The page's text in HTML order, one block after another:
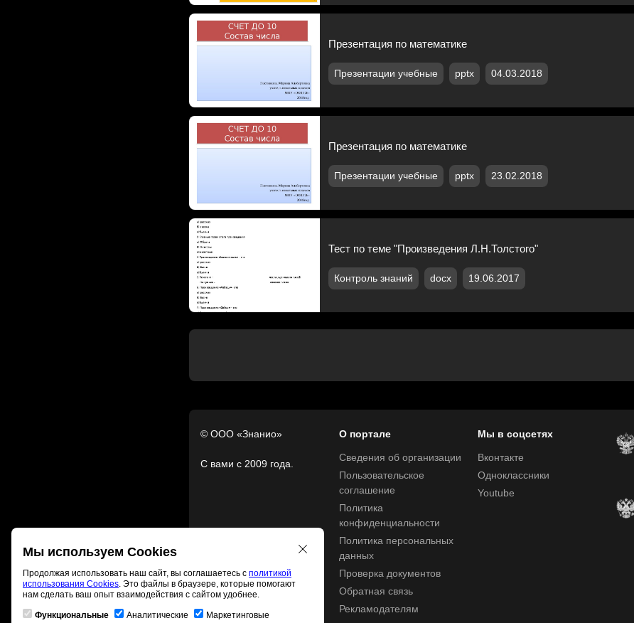
Презентация по математике
Презентации учебные pptx 04.03.2018
Презентация по математике
Презентации учебные pptx 23.02.2018
Тест по теме "Произведения Л.Н.Толстого"
Контроль знаний docx 19.06.2017
© ООО «Знанио»
С вами с 2009 года.
О портале
Сведения об организации
Пользовательское
соглашение
Политика
конфиденциальности
Политика персональных
данных
Проверка документов
Обратная связь
Рекламодателям
Мы в соцсетях
Вконтакте
Одноклассники
Youtube
Мы используем Cookies
Продолжая использовать наш сайт, вы соглашаетесь с политикой
использования Cookies. Это файлы в браузере, которые помогают
нам сделать ваш опыт взаимодействия с сайтом удобнее.
Функциональные Аналитические Маркетинговые